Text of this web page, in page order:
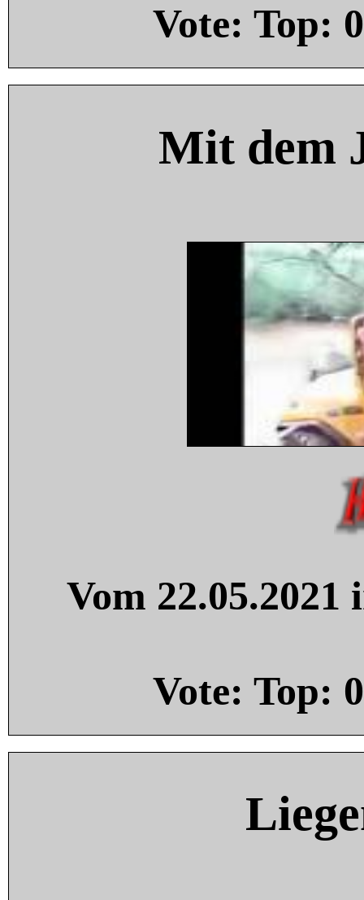
Vote: Top: 0
Mit dem
Vom
Vote: Top: 0